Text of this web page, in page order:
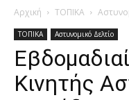
Αρχική ΤΟΠΙΚΑ
ΤΟΠΙΚΑ Αστυνομικό Δελτίο
Κινητής